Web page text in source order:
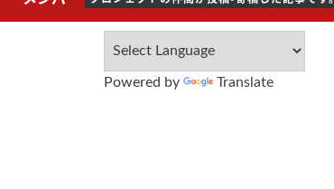
Powered by Translate